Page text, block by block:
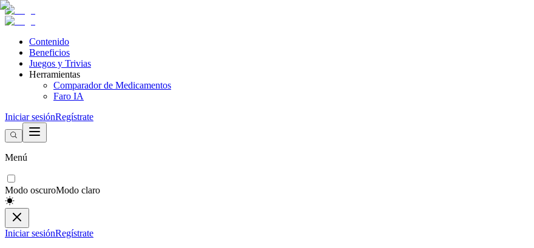
Contenido
Beneficios
Juegos y Trivias
Herramientas
Comparador de Medicamentos
Faro IA
Iniciar sesiónRegístrate
Menú
Modo oscuroModo claro
Iniciar sesiónRegístrate